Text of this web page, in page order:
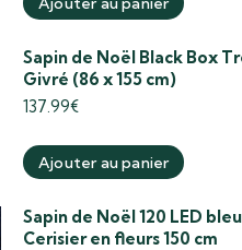
Sapin de Noël Black Box
Givré (86 x 155 cm)
137.99€
Ajouter au panier
Sapin de Noël 120 LED bleu
Cerisier en fleurs 150 cm